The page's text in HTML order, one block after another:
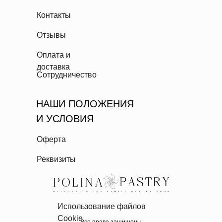
Контакты
Отзывы
Оплата и
доставка
Сотрудничество
НАШИ ПОЛОЖЕНИЯ
И УСЛОВИЯ
Оферта
Реквизиты
Использование файлов
Cookie